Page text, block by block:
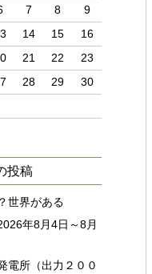
7 8
9
14 15
16
21 22
23
28 29
30
投稿
世界がある
年8月4日～8月
電所（出力２００